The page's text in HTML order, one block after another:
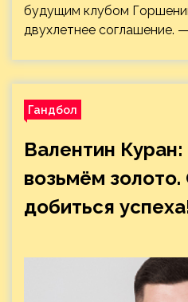
будущим клубом
двухлетнее соглашение.
Гандбол
Валентин
возьмём
добиться